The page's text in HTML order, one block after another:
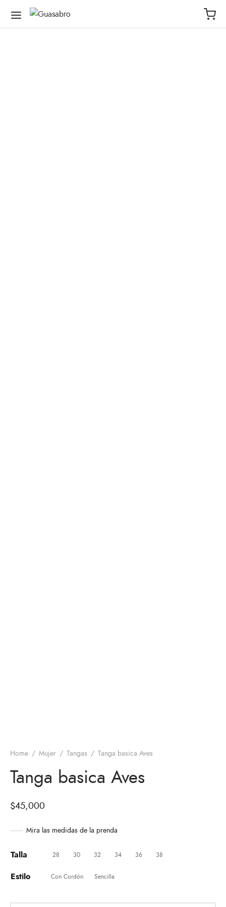
Home / Mujer / Tangas / Tanga basica Aves
Tanga basica Aves
$45,000
Mira las medidas de la prenda
Talla 28 30 32 34 36 38
Estilo Con Cordón Sencilla